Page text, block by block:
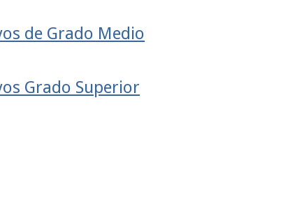
de Grado Medio
Grado Superior